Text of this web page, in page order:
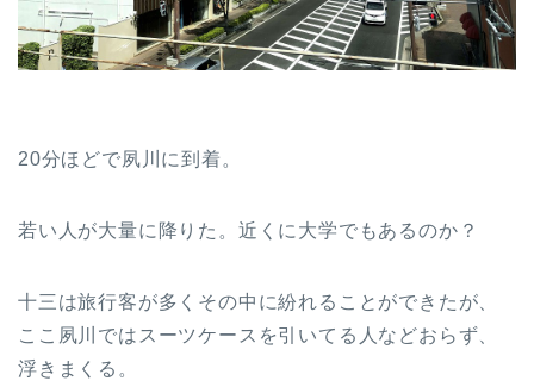
20分ほどで夙川に到着。
若い人が大量に降りた。近くに大学でもあるのか？
十三は旅行客が多くその中に紛れることができたが、
ここ夙川ではスーツケースを引いてる人などおらず、
浮きまくる。